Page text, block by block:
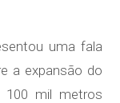
uma fala
a expansão do
100 mil metros